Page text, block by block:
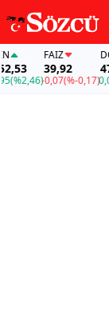
(%2,46)
FAİZ
39,92
-0,07(%-0,17)0,08